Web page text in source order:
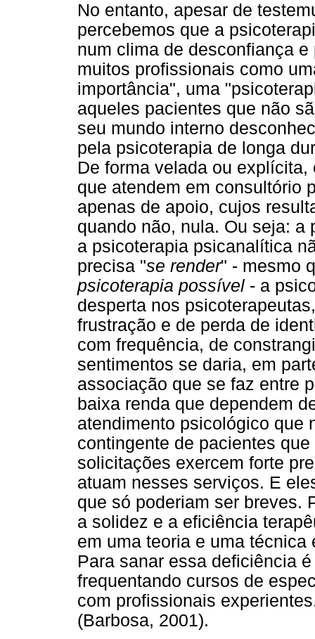
No entanto, apesar de
percebemos que a
num clima de desconfiança
muitos profissionais como
importância", uma
aqueles pacientes que não
seu mundo interno
pela psicoterapia de longa
De forma velada ou
que atendem em consultório
apenas de apoio, cujos
quando não, nula. Ou seja: a
a psicoterapia psicanalítica
precisa "se render" - mesmo
psicoterapia possível - a
desperta nos
frustração e de perda de
com frequência, de
sentimentos se daria, em
associação que se faz entre
baixa renda que dependem
atendimento psicológico que
contingente de pacientes
solicitações exercem forte
atuam nesses serviços. E
que só poderiam ser breves.
a solidez e a eficiência
em uma teoria e uma
Para sanar essa deficiência
frequentando cursos de
com profissionais
(Barbosa, 2001).